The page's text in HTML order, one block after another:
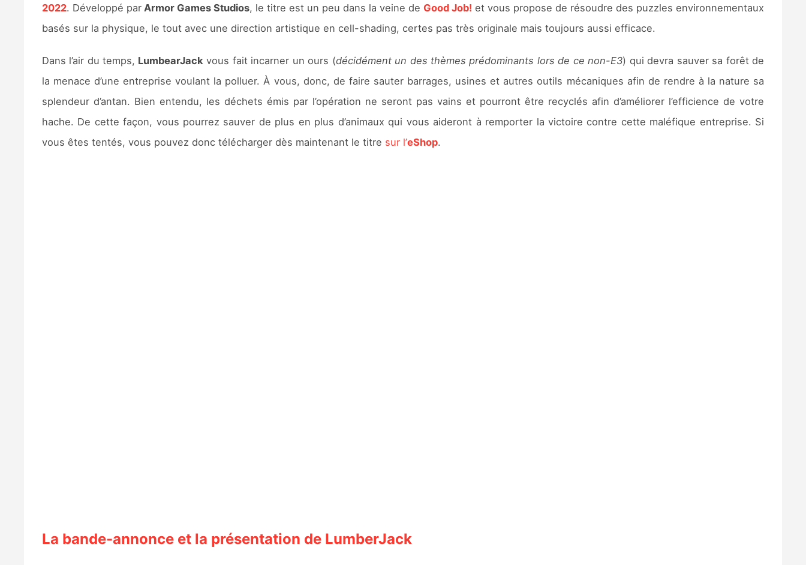
2022. Développé parArmor Games Studios, le titre est un peu dans la veine de Good Job! et vous propose de résoudre des puzzles environnementaux
basés sur la physique, le tout avec une direction artistique en cell-shading, certes pas très originale mais toujours aussi efficace.
Dans l’air du temps, LumbearJackvous fait incarner un ours (décidément un des thèmes prédominants lors de ce non-E3) qui devra sauver sa forêt de
la menace d’une entreprise voulant la polluer. À vous, donc, de faire sauter barrages, usines et autres outils mécaniques afin de rendre à la nature sa
splendeur d’antan. Bien entendu, les déchets émis par l’opération ne seront pas vains et pourront être recyclés afin d’améliorer l’efficience de votre
hache. De cette façon, vous pourrez sauver de plus en plus d’animaux qui vous aideront à remporter la victoire contre cette maléfique entreprise. Si
vous êtes tentés, vous pouvez donc télécharger dès maintenant le titre sur l’eShop.
La bande-annonce et la présentation de LumberJack